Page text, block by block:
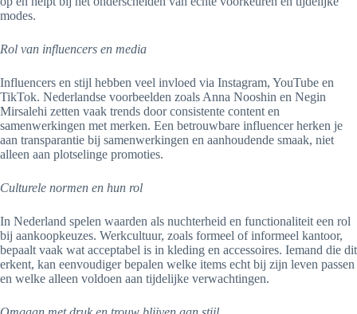
modes.
Rol van influencers en media
Influencers en stijl hebben veel invloed via Instagram, YouTube en
TikTok. Nederlandse voorbeelden zoals Anna Nooshin en Negin
Mirsalehi zetten vaak trends door consistente content en
samenwerkingen met merken. Een betrouwbare influencer herken je
aan transparantie bij samenwerkingen en aanhoudende smaak, niet
alleen aan plotselinge promoties.
Culturele normen en hun rol
In Nederland spelen waarden als nuchterheid en functionaliteit een rol
bij aankoopkeuzes. Werkcultuur, zoals formeel of informeel kantoor,
bepaalt vaak wat acceptabel is in kleding en accessoires. Iemand die dit
erkent, kan eenvoudiger bepalen welke items echt bij zijn leven passen
en welke alleen voldoen aan tijdelijke verwachtingen.